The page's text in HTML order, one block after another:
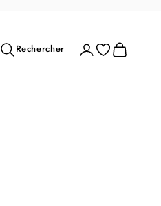
Rechercher
Rechercher ConnexionPanier